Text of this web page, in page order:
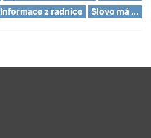
Informace z radnice
Slovo má ...